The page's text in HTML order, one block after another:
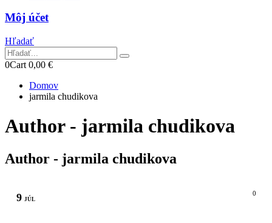
Môj účet
Hľadať
0Cart 0,00 €
Domov
jarmila chudikova
Author - jarmila chudikova
Author - jarmila chudikova
9 JÚL
0